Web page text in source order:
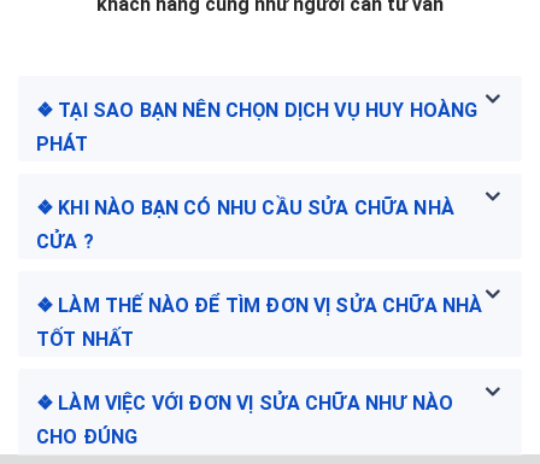
❖ TẠI SAO BẠN NÊN CHỌN DỊCH VỤ HUY HOÀNG
PHÁT
❖ KHI NÀO BẠN CÓ NHU CẦU SỬA CHỮA NHÀ
CỬA ?
❖ LÀM THẾ NÀO ĐỂ TÌM ĐƠN VỊ SỬA CHỮA NHÀ
TỐT NHẤT
❖ LÀM VIỆC VỚI ĐƠN VỊ SỬA CHỮA NHƯ NÀO
CHO ĐÚNG